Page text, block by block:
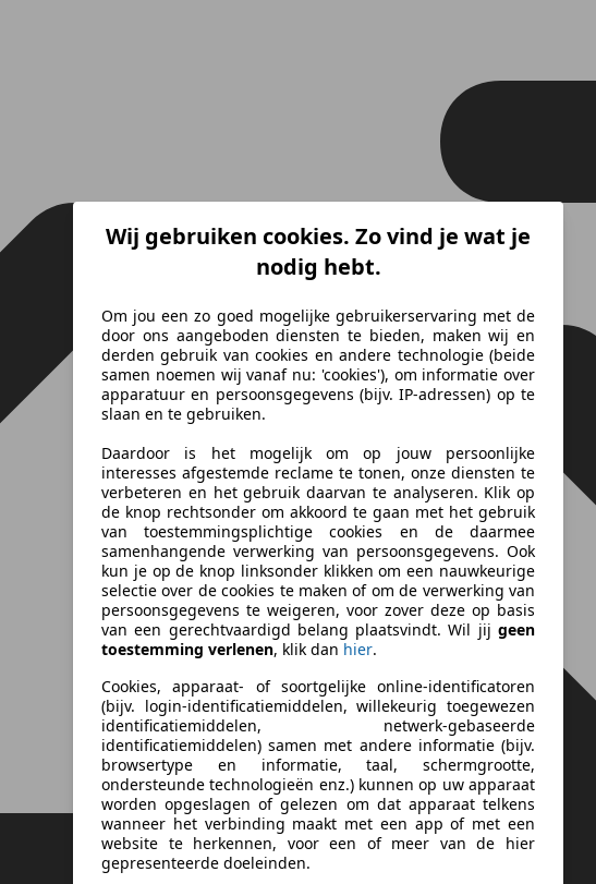
Wij gebruiken cookies. Zo vind je wat je
nodig hebt.
Om jou een zo goed mogelijke gebruikerservaring met de
door ons aangeboden diensten te bieden, maken wij en
derden gebruik van cookies en andere technologie (beide
samen noemen wij vanaf nu: 'cookies'), om informatie over
apparatuur en persoonsgegevens (bijv. IP-adressen) op te
slaan en te gebruiken.
Daardoor is het mogelijk om op jouw persoonlijke
interesses afgestemde reclame te tonen, onze diensten te
verbeteren en het gebruik daarvan te analyseren. Klik op
de knop rechtsonder om akkoord te gaan met het gebruik
van toestemmingsplichtige cookies en de daarmee
samenhangende verwerking van persoonsgegevens. Ook
kun je op de knop linksonder klikken om een nauwkeurige
selectie over de cookies te maken of om de verwerking van
persoonsgegevens te weigeren, voor zover deze op basis
van een gerechtvaardigd belang plaatsvindt. Wil jij geen
toestemming verlenen, klik dan hier.
Cookies, apparaat- of soortgelijke online-identificatoren
(bijv. login-identificatiemiddelen, willekeurig toegewezen
identificatiemiddelen, netwerk-gebaseerde
identificatiemiddelen) samen met andere informatie (bijv.
browsertype en informatie, taal, schermgrootte,
ondersteunde technologieën enz.) kunnen op uw apparaat
worden opgeslagen of gelezen om dat apparaat telkens
wanneer het verbinding maakt met een app of met een
website te herkennen, voor een of meer van de hier
gepresenteerde doeleinden.